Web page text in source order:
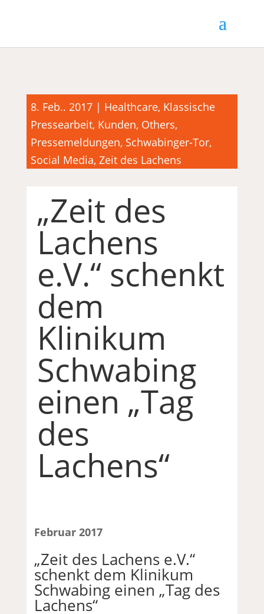
8. Feb.. 2017| Healthcare, Klassische
Pressearbeit, Kunden, Others,
Pressemeldungen, Schwabinger-Tor,
Social Media, Zeit des Lachens
„Zeit des
Lachens
e.V.“ schenkt
dem
Klinikum
Schwabing
einen „Tag
des
Lachens“
Februar 2017
„Zeit des Lachens e.V.“
schenkt dem Klinikum
Schwabing einen „Tag des
Lachens“